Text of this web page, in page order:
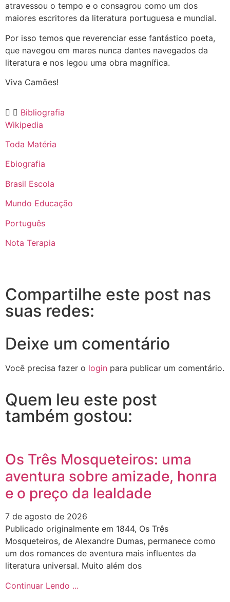
atravessou o tempo e o consagrou como um dos
maiores escritores da literatura portuguesa e mundial.
Por isso temos que reverenciar esse fantástico poeta,
que navegou em mares nunca dantes navegados da
literatura e nos legou uma obra magnífica.
Viva Camões!
Bibliografia
Wikipedia
Toda Matéria
Ebiografia
Brasil Escola
Mundo Educação
Português
Nota Terapia
Compartilhe este post nas
suas redes:
Deixe um comentário
Você precisa fazer o login para publicar um comentário.
Quem leu este post
também gostou:
Os Três Mosqueteiros: uma
aventura sobre amizade, honra
e o preço da lealdade
7 de agosto de 2026
Publicado originalmente em 1844, Os Três
Mosqueteiros, de Alexandre Dumas, permanece como
um dos romances de aventura mais influentes da
literatura universal. Muito além dos
Continuar Lendo ...